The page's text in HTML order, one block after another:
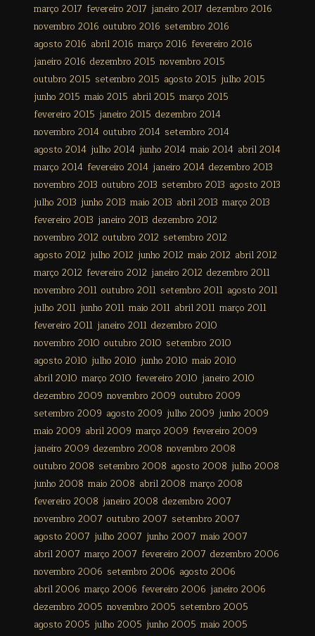
março 2017 fevereiro 2017 janeiro 2017 dezembro 2016
novembro 2016 outubro 2016 setembro 2016
agosto 2016 abril 2016 março 2016 fevereiro 2016
janeiro 2016 dezembro 2015 novembro 2015
outubro 2015 setembro 2015 agosto 2015 julho 2015
junho 2015 maio 2015 abril 2015 março 2015
fevereiro 2015 janeiro 2015 dezembro 2014
novembro 2014 outubro 2014 setembro 2014
agosto 2014 julho 2014 junho 2014 maio 2014 abril 2014
março 2014 fevereiro 2014 janeiro 2014 dezembro 2013
novembro 2013 outubro 2013 setembro 2013 agosto 2013
julho 2013 junho 2013 maio 2013 abril 2013 março 2013
fevereiro 2013 janeiro 2013 dezembro 2012
novembro 2012 outubro 2012 setembro 2012
agosto 2012 julho 2012 junho 2012 maio 2012 abril 2012
março 2012 fevereiro 2012 janeiro 2012 dezembro 2011
novembro 2011 outubro 2011 setembro 2011 agosto 2011
julho 2011 junho 2011 maio 2011 abril 2011 março 2011
fevereiro 2011 janeiro 2011 dezembro 2010
novembro 2010 outubro 2010 setembro 2010
agosto 2010 julho 2010 junho 2010 maio 2010
abril 2010 março 2010 fevereiro 2010 janeiro 2010
dezembro 2009 novembro 2009 outubro 2009
setembro 2009 agosto 2009 julho 2009 junho 2009
maio 2009 abril 2009 março 2009 fevereiro 2009
janeiro 2009 dezembro 2008 novembro 2008
outubro 2008 setembro 2008 agosto 2008 julho 2008
junho 2008 maio 2008 abril 2008 março 2008
fevereiro 2008 janeiro 2008 dezembro 2007
novembro 2007 outubro 2007 setembro 2007
agosto 2007 julho 2007 junho 2007 maio 2007
abril 2007 março 2007 fevereiro 2007 dezembro 2006
novembro 2006 setembro 2006 agosto 2006
abril 2006 março 2006 fevereiro 2006 janeiro 2006
dezembro 2005 novembro 2005 setembro 2005
agosto 2005 julho 2005 junho 2005 maio 2005